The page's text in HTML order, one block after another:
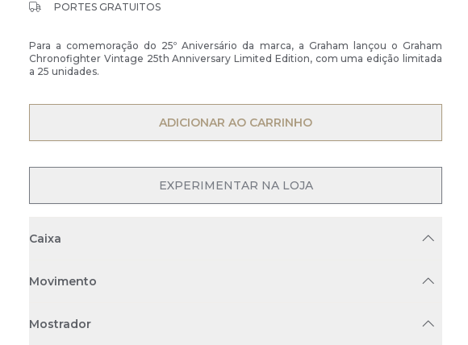
PORTES GRATUITOS
Para a comemoração do 25º Aniversário da marca, a Graham lançou o Graham
Chronofighter Vintage 25th Anniversary Limited Edition, com uma edição limitada
a 25 unidades.
OPEN MENU
ADICIONAR AO CARRINHO
EXPERIMENTAR NA LOJA
Caixa
Movimento
Mostrador